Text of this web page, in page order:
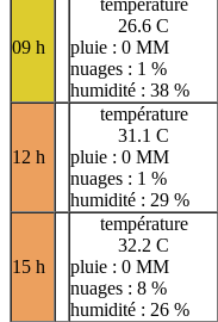
09 h
26.6 C
pluie : 0 MM
nuages : 1 %
humidité : 38 %
12 h
température
31.1 C
pluie : 0 MM
nuages : 1 %
humidité : 29 %
15 h
température
32.2 C
pluie : 0 MM
nuages : 8 %
humidité : 26 %